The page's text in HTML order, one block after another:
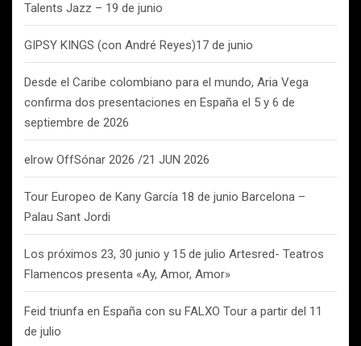
Talents Jazz – 19 de junio
GIPSY KINGS (con André Reyes)17 de junio
Desde el Caribe colombiano para el mundo, Aria Vega
confirma dos presentaciones en España el 5 y 6 de
septiembre de 2026
elrow OffSónar 2026 /21 JUN 2026
Tour Europeo de Kany García 18 de junio Barcelona –
Palau Sant Jordi
Los próximos 23, 30 junio y 15 de julio Artesred- Teatros
Flamencos presenta «Ay, Amor, Amor»
Feid triunfa en España con su FALXO Tour a partir del 11
de julio